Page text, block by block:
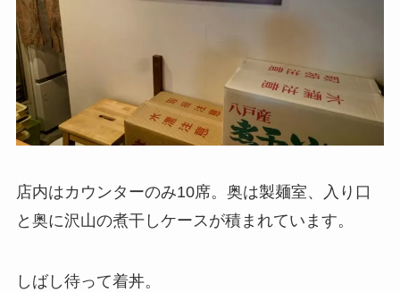
店内はカウンターのみ10席。奥は製麺室、入り口
と奥に沢山の煮干しケースが積まれています。
しばし待って着丼。